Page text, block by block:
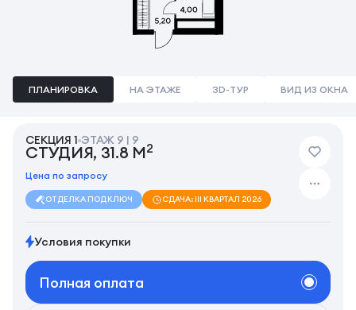
ПЛАНИРОВКА НА ЭТАЖЕ 3D-ТУР ВИД ИЗ ОКНА
СЕКЦИЯ 1 ЭТАЖ 9 | 9
СТУДИЯ, 31.8 М2
Цена по запросу
ОТДЕЛКА ПОД КЛЮЧ СДАЧА: III КВАРТАЛ 2026
Условия покупки
Полная оплата